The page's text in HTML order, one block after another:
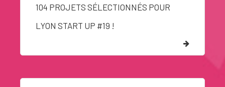
104 PROJETS SÉLECTIONNÉS POUR
LYON START UP #19 !